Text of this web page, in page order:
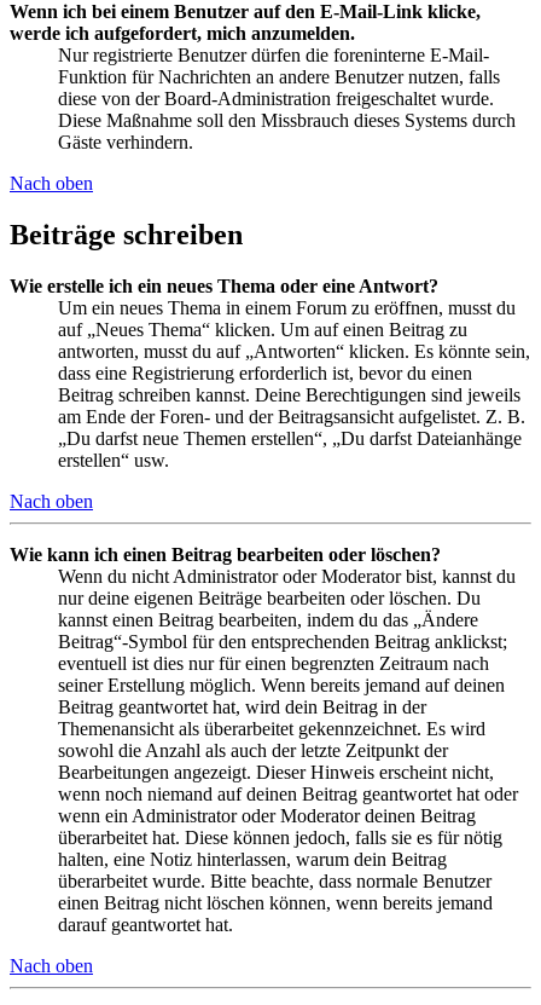
Wenn ich bei einem Benutzer auf den E-Mail-Link klicke,
werde ich aufgefordert, mich anzumelden.
Nur registrierte Benutzer dürfen die foreninterne E-Mail-
Funktion für Nachrichten an andere Benutzer nutzen, falls
diese von der Board-Administration freigeschaltet wurde.
Diese Maßnahme soll den Missbrauch dieses Systems durch
Gäste verhindern.
Nach oben
Beiträge schreiben
Wie erstelle ich ein neues Thema oder eine Antwort?
Um ein neues Thema in einem Forum zu eröffnen, musst du
auf „Neues Thema“ klicken. Um auf einen Beitrag zu
antworten, musst du auf „Antworten“ klicken. Es könnte sein,
dass eine Registrierung erforderlich ist, bevor du einen
Beitrag schreiben kannst. Deine Berechtigungen sind jeweils
am Ende der Foren- und der Beitragsansicht aufgelistet. Z. B.
„Du darfst neue Themen erstellen“, „Du darfst Dateianhänge
erstellen“ usw.
Nach oben
Wie kann ich einen Beitrag bearbeiten oder löschen?
Wenn du nicht Administrator oder Moderator bist, kannst du
nur deine eigenen Beiträge bearbeiten oder löschen. Du
kannst einen Beitrag bearbeiten, indem du das „Ändere
Beitrag“-Symbol für den entsprechenden Beitrag anklickst;
eventuell ist dies nur für einen begrenzten Zeitraum nach
seiner Erstellung möglich. Wenn bereits jemand auf deinen
Beitrag geantwortet hat, wird dein Beitrag in der
Themenansicht als überarbeitet gekennzeichnet. Es wird
sowohl die Anzahl als auch der letzte Zeitpunkt der
Bearbeitungen angezeigt. Dieser Hinweis erscheint nicht,
wenn noch niemand auf deinen Beitrag geantwortet hat oder
wenn ein Administrator oder Moderator deinen Beitrag
überarbeitet hat. Diese können jedoch, falls sie es für nötig
halten, eine Notiz hinterlassen, warum dein Beitrag
überarbeitet wurde. Bitte beachte, dass normale Benutzer
einen Beitrag nicht löschen können, wenn bereits jemand
darauf geantwortet hat.
Nach oben